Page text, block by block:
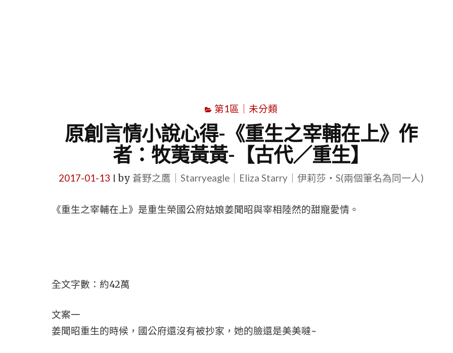
第1區｜未分類
原創言情小說心得-《重生之宰輔在上》作
者：牧荑黃黃-【古代／重生】
2017-01-13 by 蒼野之鷹｜Starryeagle｜Eliza Starry｜伊莉莎・S(兩個筆名為同一人)
《重生之宰輔在上》是重生榮國公府姑娘姜聞昭與宰相陸然的甜寵愛情。
全文字數：約42萬
文案一
姜聞昭重生的時候，國公府還沒有被抄家，她的臉還是美美噠~